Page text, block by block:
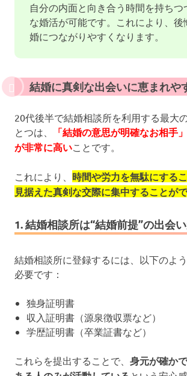
自分の内面と向き合う時間を持ちつ
な婚活が可能です。これにより、後
婚につながりやすくなります。
結婚に真剣な出会いに恵まれや
20代後半で結婚相談所を利用する最大
とつは、
「結婚の意思が明確なお相手
が非常に高い ことです。
これにより、 時間や労力を無駄にする
見据えた真剣な交際に集中することが
1. 結婚相談所は“結婚前提”の出会
結婚相談所に登録するには、以下のよ
必要です：
独身証明書
収入証明書（源泉徴収票など）
学歴証明書（卒業証書など）
これらを提出することで、 身元が確か